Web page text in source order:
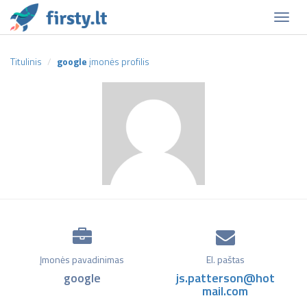
Titulinis google įmonės profilis
Įmonės pavadinimas
google
El. paštas
js.patterson@hot
mail.com